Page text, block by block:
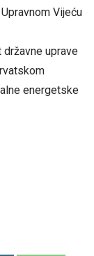
Vijeću
uprave
energetske